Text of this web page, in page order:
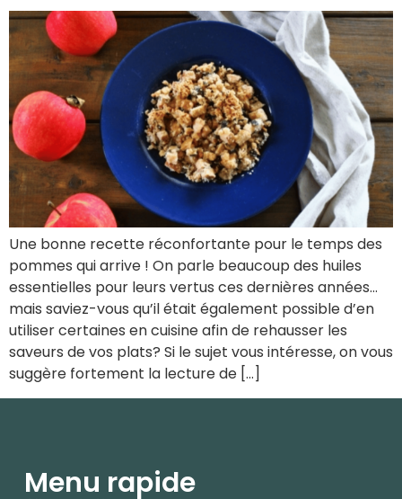
Une bonne recette réconfortante pour le temps des
pommes qui arrive ! On parle beaucoup des huiles
essentielles pour leurs vertus ces dernières années…
mais saviez-vous qu’il était également possible d’en
utiliser certaines en cuisine afin de rehausser les
saveurs de vos plats? Si le sujet vous intéresse, on vous
suggère fortement la lecture de […]
Menu rapide